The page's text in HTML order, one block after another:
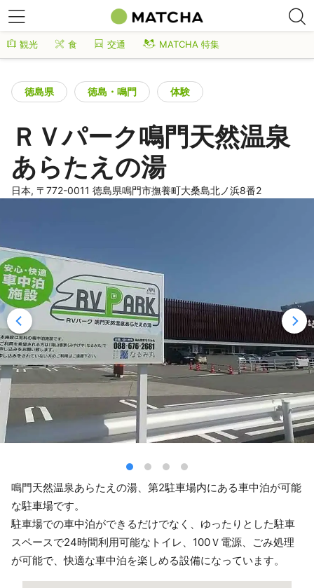
観光 食 交通 MATCHA 特集
徳島県 徳島・鳴門 体験
ＲＶパーク鳴門天然温泉
あらたえの湯
日本, 〒772-0011 徳島県鳴門市撫養町大桑島北ノ浜8番2
鳴門天然温泉あらたえの湯、第2駐車場内にある車中泊が可能
な駐車場です。
駐車場での車中泊ができるだけでなく、ゆったりとした駐車
スペースで24時間利用可能なトイレ、100Ｖ電源、ごみ処理
が可能で、快適な車中泊を楽しめる設備になっています。